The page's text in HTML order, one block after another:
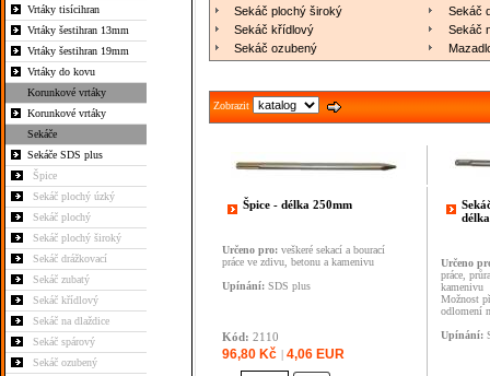
Vrtáky tisícihran
Vrtáky šestihran 13mm
Vrtáky šestihran 19mm
Vrtáky do kovu
Korunkové vrtáky
Korunkové vrtáky
Sekáče
Sekáče SDS plus
Špice
Sekáč plochý úzký
Sekáč plochý
Sekáč plochý široký
Sekáč drážkovací
Sekáč zubatý
Sekáč křídlový
Sekáč na dlaždice
Sekáč spárový
Sekáč ozubený
Sekáč plochý široký
Sekáč
Sekáč křídlový
Sekáč
Sekáč ozubený
Zobrazit
Špice - délka 250mm
Určeno pro: veškeré sekací a bourací
práce ve zdivu, betonu a kamenivu
Upínání: SDS plus
Kód: 2110
96,80 Kč | 4,06 EUR
Určeno
práce,
kamenivu
Možnost
odlomení
Upínání: